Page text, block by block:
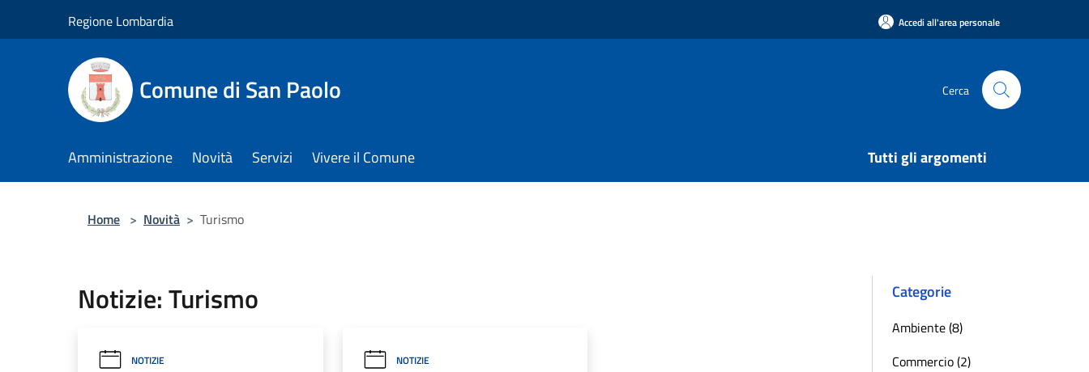
Regione Lombardia Accedi all'area personale
Comune di San Paolo Cerca
Amministrazione Novità Servizi Vivere il Comune Tutti gli argomenti
Home > Novità > Turismo
Notizie: Turismo
NOTIZIE NOTIZIE
Categorie
Ambiente (8)
Commercio (2)